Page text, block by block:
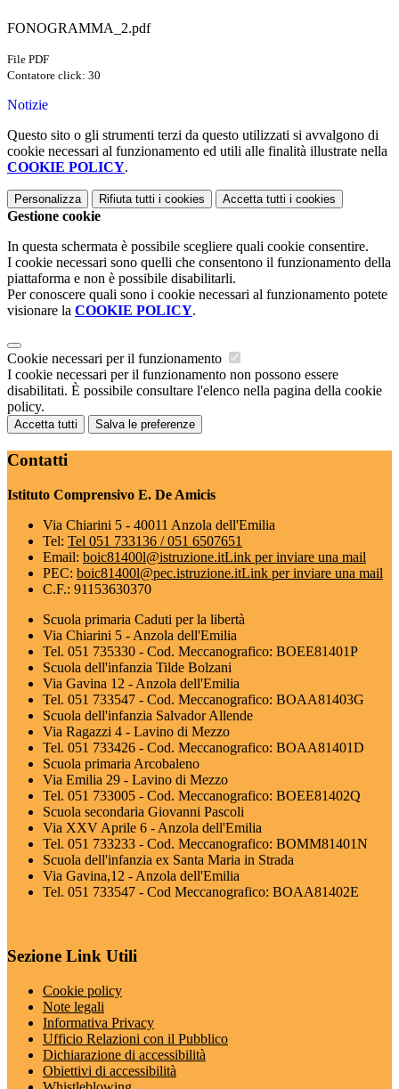
FONOGRAMMA_2.pdf
File PDF
Contatore click: 30
Notizie
Questo sito o gli strumenti terzi da questo utilizzati si avvalgono di
cookie necessari al funzionamento ed utili alle finalità illustrate nella
COOKIE POLICY.
Personalizza Rifiuta tutti i cookies Accetta tutti i cookies
Gestione cookie
In questa schermata è possibile scegliere quali cookie consentire.
I cookie necessari sono quelli che consentono il funzionamento della
piattaforma e non è possibile disabilitarli.
Per conoscere quali sono i cookie necessari al funzionamento potete
visionare la COOKIE POLICY.
Cookie necessari per il funzionamento
I cookie necessari per il funzionamento non possono essere
disabilitati. È possibile consultare l'elenco nella pagina della cookie
policy.
Accetta tutti Salva le preferenze
Contatti
Istituto Comprensivo E. De Amicis
Via Chiarini 5 - 40011 Anzola dell'Emilia
Tel: Tel 051 733136 / 051 6507651
Email: boic81400l@istruzione.itLink per inviare una mail
PEC: boic81400l@pec.istruzione.itLink per inviare una mail
C.F.: 91153630370
Scuola primaria Caduti per la libertà
Via Chiarini 5 - Anzola dell'Emilia
Tel. 051 735330 - Cod. Meccanografico: BOEE81401P
Scuola dell'infanzia Tilde Bolzani
Via Gavina 12 - Anzola dell'Emilia
Tel. 051 733547 - Cod. Meccanografico: BOAA81403G
Scuola dell'infanzia Salvador Allende
Via Ragazzi 4 - Lavino di Mezzo
Tel. 051 733426 - Cod. Meccanografico: BOAA81401D
Scuola primaria Arcobaleno
Via Emilia 29 - Lavino di Mezzo
Tel. 051 733005 - Cod. Meccanografico: BOEE81402Q
Scuola secondaria Giovanni Pascoli
Via XXV Aprile 6 - Anzola dell'Emilia
Tel. 051 733233 - Cod. Meccanografico: BOMM81401N
Scuola dell'infanzia ex Santa Maria in Strada
Via Gavina,12 - Anzola dell'Emilia
Tel. 051 733547 - Cod Meccanografico: BOAA81402E
Sezione Link Utili
Cookie policy
Note legali
Informativa Privacy
Ufficio Relazioni con il Pubblico
Dichiarazione di accessibilità
Obiettivi di accessibilità